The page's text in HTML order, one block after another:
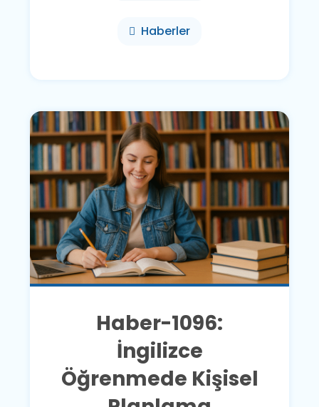
Haberler
Haber-1096:
İngilizce
Öğrenmede Kişisel